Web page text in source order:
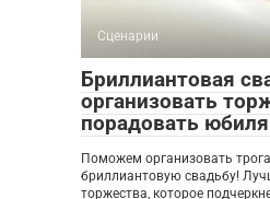
Сценарии
Бриллиантовая
организовать
порадовать
Поможем организовать
бриллиантовую свадьбу!
торжества, которое